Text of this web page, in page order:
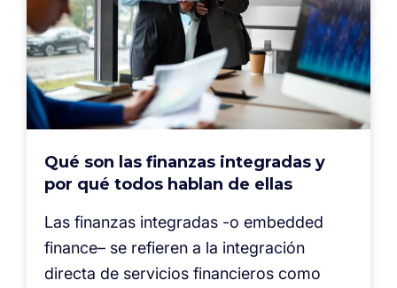
Qué son las finanzas integradas y
por qué todos hablan de ellas
Las finanzas integradas -o embedded
finance– se refieren a la integración
directa de servicios financieros como